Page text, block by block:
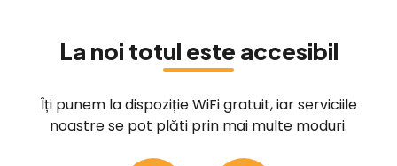
La noi totul este accesibil
Îți punem la dispoziție WiFi gratuit, iar serviciile
noastre se pot plăti prin mai multe moduri.